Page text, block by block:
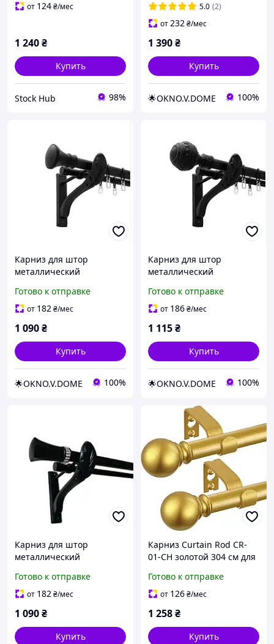
штор
от 124₴/мес
1 240₴
Купить
Stock Hub 98%
Ретро Барамелла Orvit
5.0 (2)
от232₴/мес
1 390₴
Купить
🌟OKNO.V.DOME 100%
Карниз для штор
металлический
см Черный матовый
Ретро Люксор Orvit
Готово к отправке
от 182₴/мес
1 090₴
Купить
🌟OKNO.V.DOME 100%
Карниз для штор
металлический
см Черный матовый
Ретро Арабеска Orvit
Готово к отправке
от 186₴/мес
1 115₴
Купить
🌟OKNO.V.DOME 100%
Карниз для штор
металлический
см Черный матовый
Ретро Плутон с
Готово к отправке
от 182₴/мес
1 090₴
Купить
Карниз Curtain Rod CR-
01-CH золотой 304 см для
металлический
классический стиль
Готово к отправке
от 126₴/мес
1 258₴
Купить